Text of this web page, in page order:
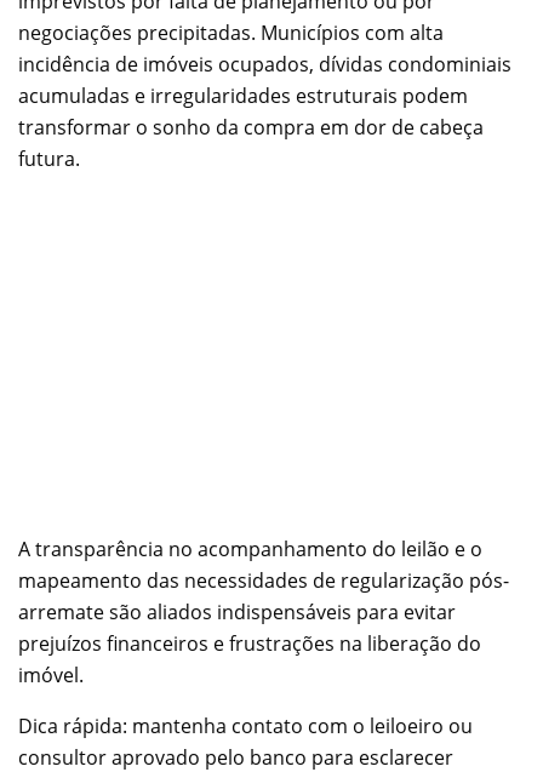
negociações precipitadas. Municípios com alta
incidência de imóveis ocupados, dívidas condominiais
acumuladas e irregularidades estruturais podem
transformar o sonho da compra em dor de cabeça
futura.
A transparência no acompanhamento do leilão e o
mapeamento das necessidades de regularização pós-
arremate são aliados indispensáveis para evitar
prejuízos financeiros e frustrações na liberação do
imóvel.
Dica rápida: mantenha contato com o leiloeiro ou
consultor aprovado pelo banco para esclarecer